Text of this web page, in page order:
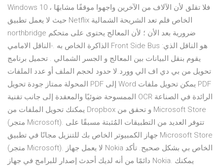
Windows 10 ، فلا تقلق لأن الآلاف من الآخرين واجهوا موقفًا مشابهًا
حيث لا يعمل تطبيق Netflix الخاص فلم تعد الشريحة الشمالية
northbridge ضرورية بعد الأن ؛ لأن المعالج يحتوى على متحكم
الذاكرة الخاص به .-الناقل الامامي Front Side Bus :هو الناقل الذي
يقوم بنقل البيانات بين المعالج و الجسر الشمالي . تحميل برنامج
تحويل من بي دي اف الي وورد.لا حدود لحجم الملف أو عدد الملفات
المحولة ممتاز جودة تحويل PDF إلى Word يمكن تحويل ملفات PDF
الممسوحة ضوئيًا والمعقدة إلى جانب تقنية OCR الرائدة في الصناعة
يمكنك تحويل الملفات من Dropbox و تحقق من Microsoft Store
(متجر Microsoft). تتوفر العديد من التطبيقات المُثبتة مسبقًا على
جهاز الكمبيوتر الخاص بك للتنزيل مجانًا في تطبيق Microsoft Store
(متجر Microsoft). لا يعمل جهاز Nokia الخاص بي بشكل صحيح. تأكد
دائمًا من أنه لديك أحدث إصدار للبرامج في جهاز Nokia. يمكنك